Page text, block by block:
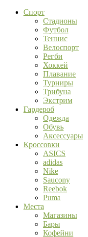
Спорт
Стадионы
Футбол
Теннис
Велоспорт
Регби
Хоккей
Плавание
Турниры
Трибуна
Экстрим
Гардероб
Одежда
Обувь
Аксессуары
Кроссовки
ASICS
adidas
Nike
Saucony
Reebok
Puma
Места
Магазины
Бары
Кофейни